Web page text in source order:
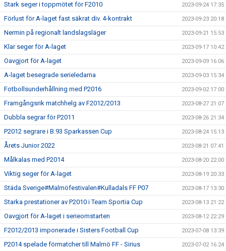
Stark seger i toppmötet för F2010 2023-09-24 17:35
Förlust för A-laget fast säkrat div. 4-kontrakt 2023-09-23 20:18
Nermin på regionalt landslagsläger 2023-09-21 15:53
Klar seger för A-laget 2023-09-17 10:42
Oavgjort för A-laget 2023-09-09 16:06
A-laget besegrade serieledarna 2023-09-03 15:34
Fotbollsunderhållning med P2016 2023-09-02 17:00
Framgångsrik matchhelg av F2012/2013 2023-08-27 21:07
Dubbla segrar för P2011 2023-08-26 21:34
P2012 segrare i B.93 Sparkassen Cup 2023-08-24 15:13
Årets Junior 2022 2023-08-21 07:41
Målkalas med P2014 2023-08-20 22:00
Viktig seger för A-laget 2023-08-19 20:33
Städa Sverige#Malmöfestivalen#Kulladals FF P07 2023-08-17 13:30
Starka prestationer av P2010 i Team Sportia Cup 2023-08-13 21:22
Oavgjort för A-laget i serieomstarten 2023-08-12 22:29
F2012/2013 imponerade i Sisters Football Cup 2023-07-08 13:39
P2014 spelade förmatcher till Malmö FF - Sirius 2023-07-02 16:24